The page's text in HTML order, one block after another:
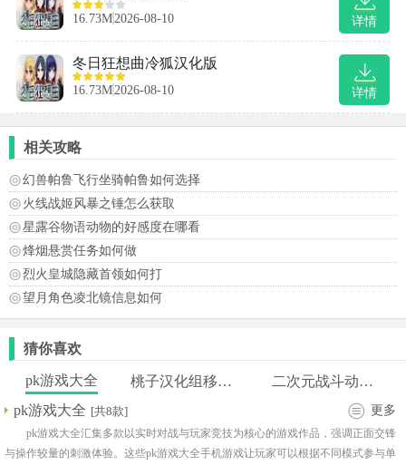
详情
16.73M 2026-08-10
详情
冬日狂想曲冷狐汉化版
16.73M 2026-08-10
相关攻略
幻兽帕鲁飞行坐骑帕鲁如何选择
火线战姬风暴之锤怎么获取
星露谷物语动物的好感度在哪看
烽烟悬赏任务如何做
烈火皇城隐藏首领如何打
望月角色凌北镜信息如何
猜你喜欢
pk游戏大全 桃子汉化组移植RPG游戏大全
二次元战斗动作手游
pk游戏大全 [共8款] 更多
pk游戏大全汇集多款以实时对战与玩家竞技为核心的游戏作品，强调正面交锋
与操作较量的刺激体验。这些pk游戏大全手机游戏让玩家可以根据不同模式参与单